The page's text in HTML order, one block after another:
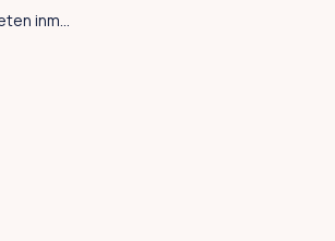
inm...